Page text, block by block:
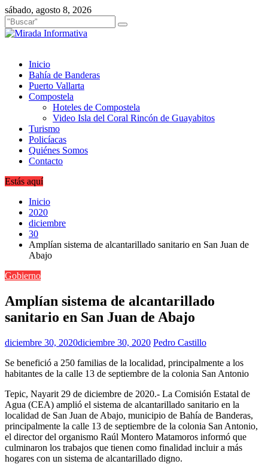
Saltar
al
contenido
sábado, agosto 8, 2026
Inicio
Bahía de Banderas
Puerto Vallarta
Compostela
Hoteles de Compostela
Video Isla del Coral Rincón de Guayabitos
Turismo
Policíacas
Quiénes Somos
Contacto
Estás aquí
Inicio
2020
diciembre
30
Amplían sistema de alcantarillado sanitario en San Juan de
Abajo
Gobierno
Amplían sistema de alcantarillado
sanitario en San Juan de Abajo
diciembre 30, 2020diciembre 30, 2020 Pedro Castillo
Se benefició a 250 familias de la localidad, principalmente a los
habitantes de la calle 13 de septiembre de la colonia San Antonio
Tepic, Nayarit 29 de diciembre de 2020.- La Comisión Estatal de
Agua (CEA) amplió el sistema de alcantarillado sanitario en la
localidad de San Juan de Abajo, municipio de Bahía de Banderas,
principalmente la calle 13 de septiembre de la colonia San Antonio,
el director del organismo Raúl Montero Matamoros informó que
culminaron los trabajos que tienen como finalidad incluir a más
hogares con un sistema de alcantarillado digno.